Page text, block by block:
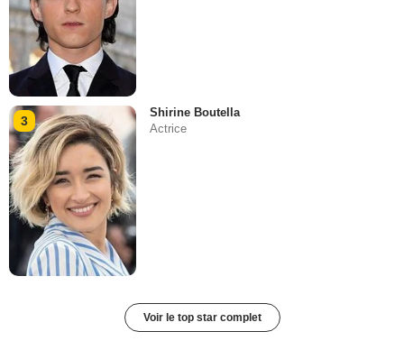
3
Shirine Boutella
Actrice
Voir le top star complet